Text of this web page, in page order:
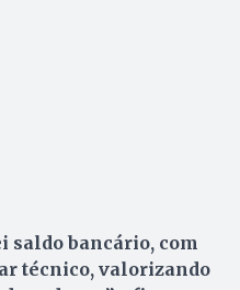
saldo bancário, com
técnico, valorizando